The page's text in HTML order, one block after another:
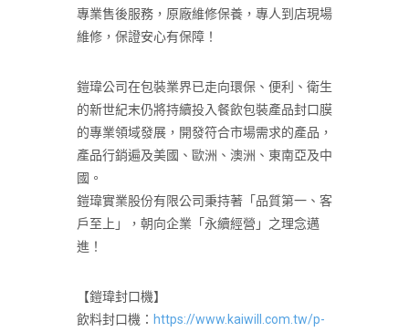
專業售後服務，原廠維修保養，專人到店現場
維修，保證安心有保障！
鎧瑋公司在包裝業界已走向環保、便利、衛生
的新世紀末仍將持續投入餐飲包裝產品封口膜
的專業領域發展，開發符合市場需求的產品，
產品行銷遍及美國、歐洲、澳洲、東南亞及中
國。
鎧瑋實業股份有限公司秉持著「品質第一、客
戶至上」，朝向企業「永續經營」之理念邁
進！
【鎧瑋封口機】
飲料封口機： https://www.kaiwill.com.tw/p-